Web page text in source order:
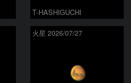
T-HASHIGUCHI
火星 2026/07/27